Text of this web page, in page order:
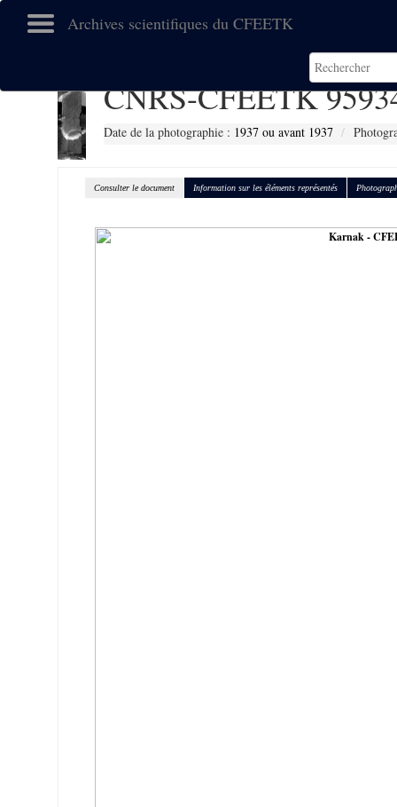
Archives scientifiques du CFEETK
CNRS-CFEETK
Date de la photographie : 1937 ou avant 1937
Consulter le document Information sur les éléments représentés